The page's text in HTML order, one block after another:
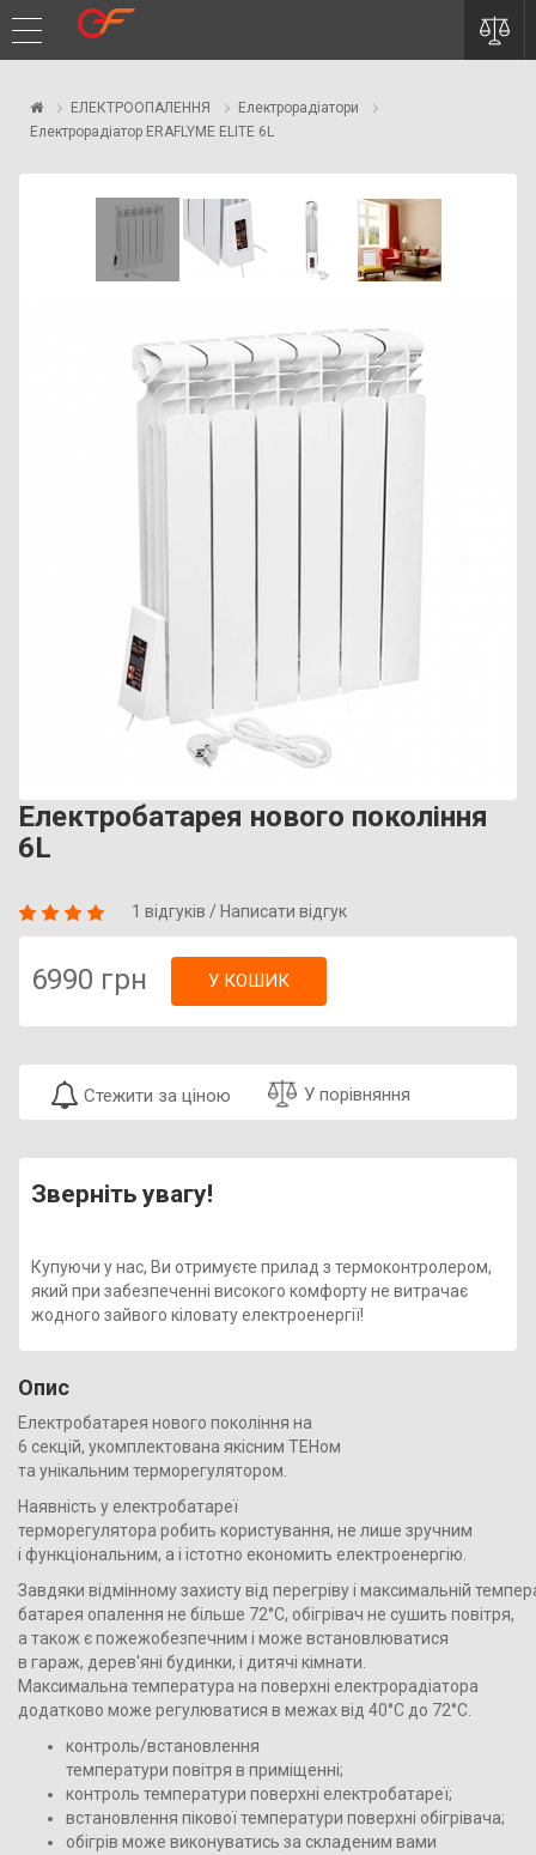
ЕЛЕКТРООПАЛЕННЯ
Електрорадіатори
Електрорадіатор ERAFLYME ELITE 6L
Електробатарея нового покоління
6L
1 відгуків / Написати відгук
6990 грн У КОШИК
Стежити за ціною У порівняння
Зверніть увагу!
Купуючи у нас, Ви отримуєте прилад з термоконтролером,
який при забезпеченні високого комфорту не витрачає
жодного зайвого кіловату електроенергії!
Опис
Електробатарея нового покоління на
6 секцій, укомплектована якісним ТЕНом
та унікальним терморегулятором.
Наявність у електробатареї
терморегулятора робить користування, не лише зручним
і функціональним, а і істотно економить електроенергію.
Завдяки відмінному захисту від перегріву і максимальній
батарея опалення не більше 72°С, обігрівач не сушить повітря,
а також є пожежобезпечним і може встановлюватися
в гараж, дерев'яні будинки, і дитячі кімнати.
Максимальна температура на поверхні електрорадіатора
додатково може регулюватися в межах від 40°С до 72°С.
контроль/встановлення
температури повітря в приміщенні;
контроль температури поверхні електробатареї;
встановлення пікової температури поверхні обігрівача;
обігрів може виконуватись за складеним вами